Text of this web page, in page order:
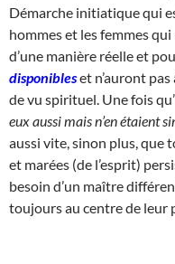
Démarche initiatique qui
hommes et les femmes
d’une manière réelle et
disponibleset n’auront pas
de vu spirituel. Une fois
eux aussi mais n’en étaient
aussi vite, sinon plus, que
et marées (de l’esprit)
besoin d’un maître
toujours au centre de leur